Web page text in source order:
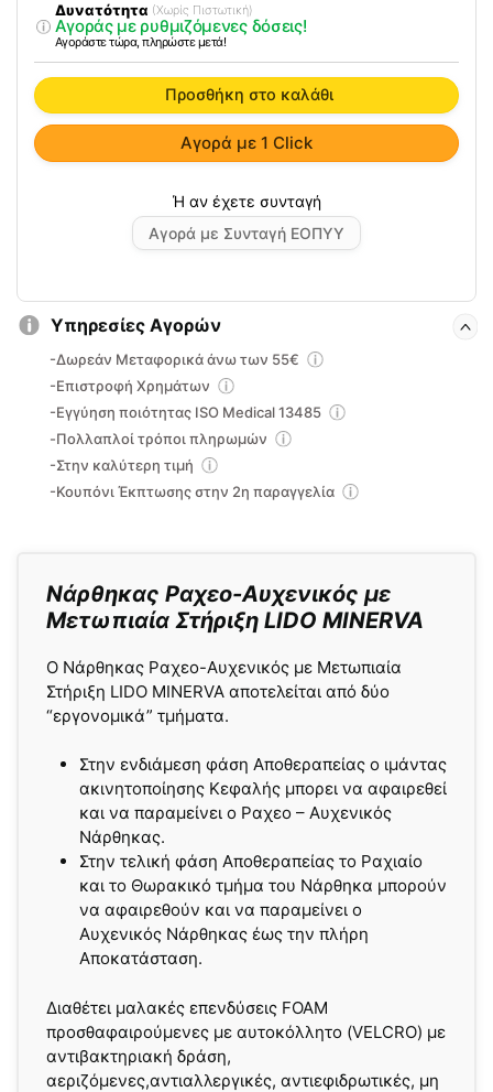
Νάρθηκας Ραχεo-Αυχενικός με
Μετωπιαία Στήριξη LIDO MINERVA
Ο Νάρθηκας Ραχεo-Αυχενικός με Μετωπιαία
Στήριξη LIDO MINERVA αποτελείται από δύο
“εργονομικά” τμήματα.
Στην ενδιάμεση φάση Αποθεραπείας ο ιμάντας
ακινητοποίησης Κεφαλής μπορει να αφαιρεθεί
και να παραμείνει ο Ραχεο – Αυχενικός
Νάρθηκας.
Στην τελική φάση Αποθεραπείας το Ραχιαίο
και το Θωρακικό τμήμα του Νάρθηκα μπορούν
να αφαιρεθούν και να παραμείνει ο
Αυχενικός Νάρθηκας έως την πλήρη
Αποκατάσταση.
Διαθέτει μαλακές επενδύσεις FOAM
προσθαφαιρούμενες με αυτοκόλλητο (VELCRO) με
αντιβακτηριακή δράση,
αεριζόμενες,αντιαλλεργικές, αντιεφιδρωτικές, μη
Αγορά με Συνταγή ΕΟΠΥΥ
Αγορά με 1 Click
Μετωπιαία
Στήριξη
LIDO
MINERVA
ποσότητα
Δυνατότητα (Χωρίς Πιστωτική)
Αγοράς με ρυθμιζόμενες δόσεις!
Αγοράστε τώρα, πληρώστε μετά!
Προσθήκη στο καλάθι
Υπηρεσίες Αγορών
-Δωρεάν Μεταφορικά άνω των 55€
-Επιστροφή Χρημάτων
-Εγγύηση ποιότητας ISO Medical 13485
-Πολλαπλοί τρόποι πληρωμών
-Στην καλύτερη τιμή
-Κουπόνι Έκπτωσης στην 2η παραγγελία